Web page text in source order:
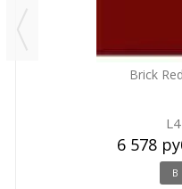
Brick
6 578
В